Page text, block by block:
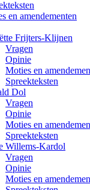
en amendementen
Frijters-Klijnen
Vragen
Opinie
Moties en
Spreekteksten
Dol
Vragen
Opinie
Moties en
Spreekteksten
Willems-Kardol
Vragen
Opinie
Moties en